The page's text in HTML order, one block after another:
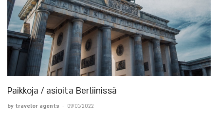
Paikkoja / asioita Berliinissä
by travelor agents - 09/01/2022